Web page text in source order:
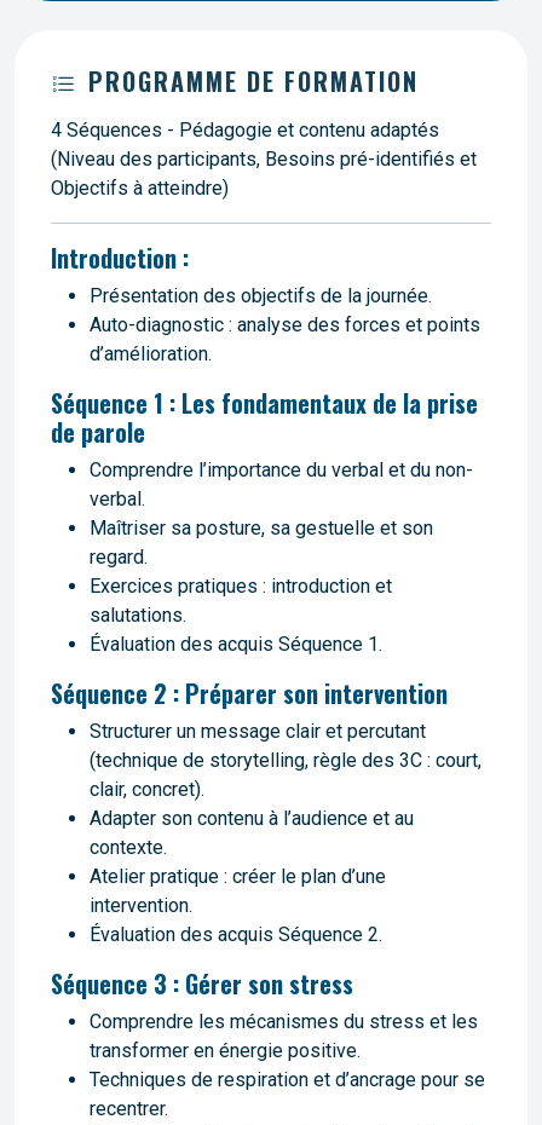
PROGRAMME DE FORMATION
4 Séquences - Pédagogie et contenu adaptés
(Niveau des participants, Besoins pré-identifiés et
Objectifs à atteindre)
Introduction :
Présentation des objectifs de la journée.
Auto-diagnostic : analyse des forces et points
d’amélioration.
Séquence 1 : Les fondamentaux de la prise
de parole
Comprendre l’importance du verbal et du non-
verbal.
Maîtriser sa posture, sa gestuelle et son
regard.
Exercices pratiques : introduction et
salutations.
Évaluation des acquis Séquence 1.
Séquence 2 : Préparer son intervention
Structurer un message clair et percutant
(technique de storytelling, règle des 3C : court,
clair, concret).
Adapter son contenu à l’audience et au
contexte.
Atelier pratique : créer le plan d’une
intervention.
Évaluation des acquis Séquence 2.
Séquence 3 : Gérer son stress
Comprendre les mécanismes du stress et les
transformer en énergie positive.
Techniques de respiration et d’ancrage pour se
recentrer.